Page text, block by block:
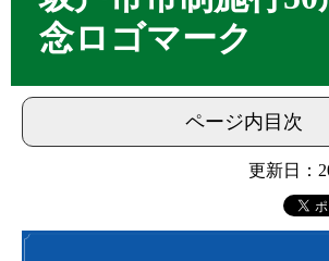
念ロゴマーク
ページ内目次
更新日：